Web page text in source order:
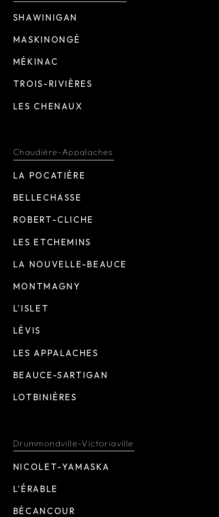
SHAWINIGAN
MASKINONGÉ
MÉKINAC
TROIS-RIVIÈRES
LES CHENAUX
Chaudière-Appalaches
LA POCATIÈRE
BELLECHASSE
ROBERT-CLICHE
LES ETCHEMINS
LA NOUVELLE-BEAUCE
MONTMAGNY
L'ISLET
LÉVIS
LES APPALACHES
BEAUCE-SARTIGAN
LOTBINIÈRES
Drummondville-Victoriaville
NICOLET-YAMASKA
L'ÉRABLE
BÉCANCOUR